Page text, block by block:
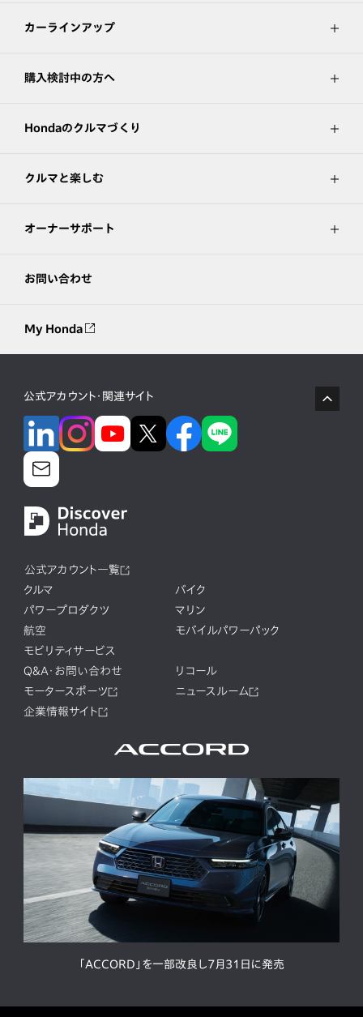
カーラインアップ
購入検討中の方へ
Hondaのクルマづくり
クルマと楽しむ
オーナーサポート
お問い合わせ
My Honda
公式アカウント・関連サイト
公式アカウント一覧
クルマ
バイク
パワープロダクツ
マリン
航空
モバイルパワーパック
モビリティサービス
Q&A・お問い合わせ
リコール
モータースポーツ
ニュースルーム
企業情報サイト
「ACCORD」を一部改良し7月31日に発売